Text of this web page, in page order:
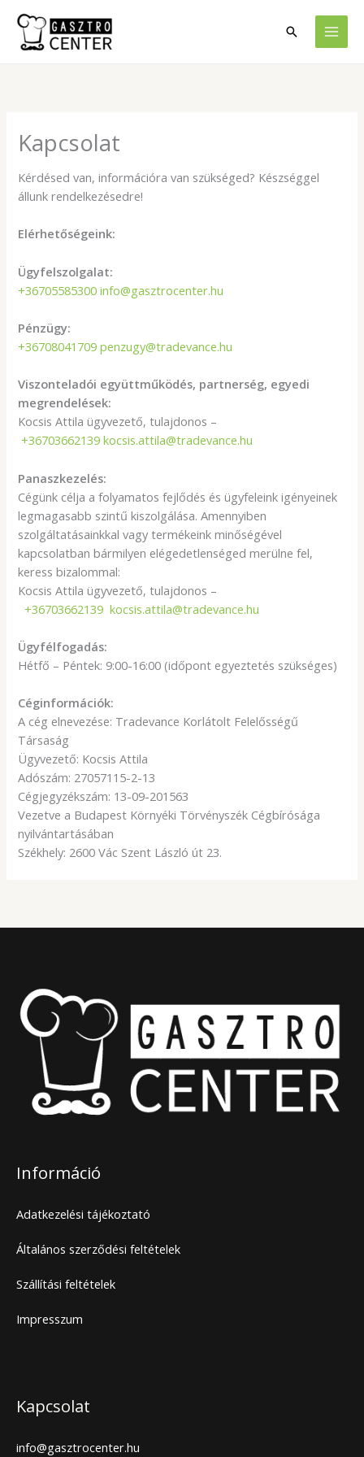
content
Search
Kapcsolat
Kérdésed van, információra van szükséged? Készséggel
állunk rendelkezésedre!
Elérhetőségeink:
Ügyfelszolgalat:
+36705585300 info@gasztrocenter.hu
Pénzügy:
+36708041709 penzugy@tradevance.hu
Viszonteladói együttműködés, partnerség, egyedi
megrendelések:
Kocsis Attila ügyvezető, tulajdonos –
+36703662139 kocsis.attila@tradevance.hu
Panaszkezelés:
Cégünk célja a folyamatos fejlődés és ügyfeleink igényeinek
legmagasabb szintű kiszolgálása. Amennyiben
szolgáltatásainkkal vagy termékeink minőségével
kapcsolatban bármilyen elégedetlenséged merülne fel,
keress bizalommal:
Kocsis Attila ügyvezető, tulajdonos –
+36703662139 kocsis.attila@tradevance.hu
Ügyfélfogadás:
Hétfő – Péntek: 9:00-16:00 (időpont egyeztetés szükséges)
Céginformációk:
A cég elnevezése: Tradevance Korlátolt Felelősségű
Társaság
Ügyvezető: Kocsis Attila
Adószám: 27057115-2-13
Cégjegyzékszám: 13-09-201563
Vezetve a Budapest Környéki Törvényszék Cégbírósága
nyilvántartásában
Székhely: 2600 Vác Szent László út 23.
Információ
Adatkezelési tájékoztató
Általános szerződési feltételek
Szállítási feltételek
Impresszum
Kapcsolat
info@gasztrocenter.hu